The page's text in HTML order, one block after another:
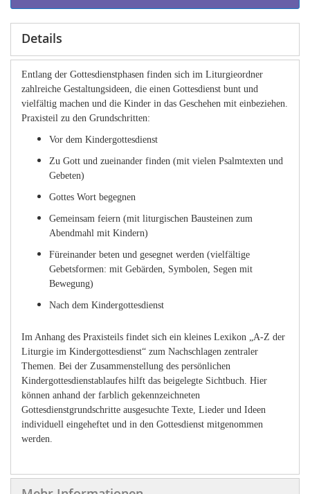
Details
Entlang der Gottesdienstphasen finden sich im Liturgieordner
zahlreiche Gestaltungsideen, die einen Gottesdienst bunt und
vielfältig machen und die Kinder in das Geschehen mit einbeziehen.
Praxisteil zu den Grundschritten:
Vor dem Kindergottesdienst
Zu Gott und zueinander finden (mit vielen Psalmtexten und
Gebeten)
Gottes Wort begegnen
Gemeinsam feiern (mit liturgischen Bausteinen zum
Abendmahl mit Kindern)
Füreinander beten und gesegnet werden (vielfältige
Gebetsformen: mit Gebärden, Symbolen, Segen mit
Bewegung)
Nach dem Kindergottesdienst
Im Anhang des Praxisteils findet sich ein kleines Lexikon „A-Z der
Liturgie im Kindergottesdienst“ zum Nachschlagen zentraler
Themen. Bei der Zusammenstellung des persönlichen
Kindergottesdienstablaufes hilft das beigelegte Sichtbuch. Hier
können anhand der farblich gekennzeichneten
Gottesdienstgrundschritte ausgesuchte Texte, Lieder und Ideen
individuell eingeheftet und in den Gottesdienst mitgenommen
werden.